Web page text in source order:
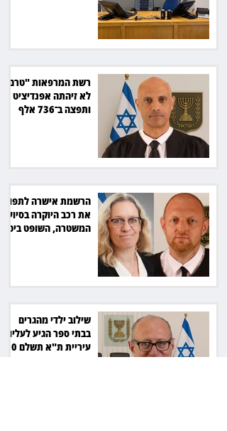
רשת המרפאות "טרם"
לא זיהתה אפנדיציט -
ותפצה ב־736 אלף
הרשמת אישרה לתפוס
את רכב היוקרה בסיוע
המשטרה, השופט ביטל
שילוב ילדי מהגרים
בבתי ספר הגיע לעליון:
עיריית ת"א תשלם 30